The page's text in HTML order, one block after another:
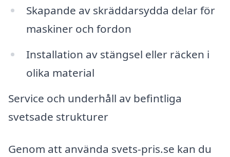
Skapande av skräddarsydda delar för
maskiner och fordon
Installation av stängsel eller räcken i
olika material
Service och underhåll av befintliga
svetsade strukturer
Genom att använda svets-pris.se kan du